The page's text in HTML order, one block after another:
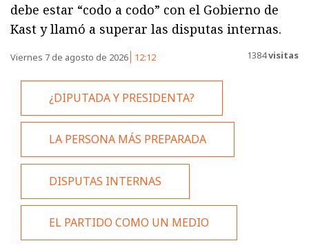
debe estar “codo a codo” con el Gobierno de
Kast y llamó a superar las disputas internas.
Viernes 7 de agosto de 2026 12:12 1384visitas
¿DIPUTADA Y PRESIDENTA?
LA PERSONA MÁS PREPARADA
DISPUTAS INTERNAS
EL PARTIDO COMO UN MEDIO